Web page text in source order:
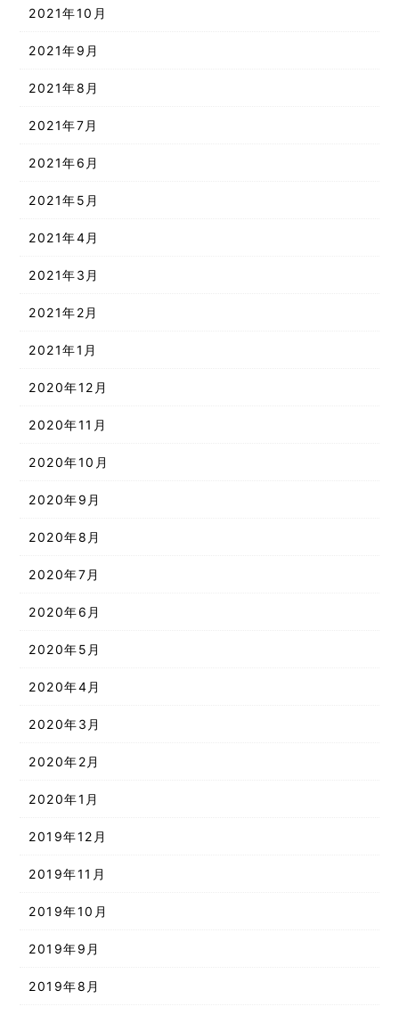
2021年10月
2021年9月
2021年8月
2021年7月
2021年6月
2021年5月
2021年4月
2021年3月
2021年2月
2021年1月
2020年12月
2020年11月
2020年10月
2020年9月
2020年8月
2020年7月
2020年6月
2020年5月
2020年4月
2020年3月
2020年2月
2020年1月
2019年12月
2019年11月
2019年10月
2019年9月
2019年8月